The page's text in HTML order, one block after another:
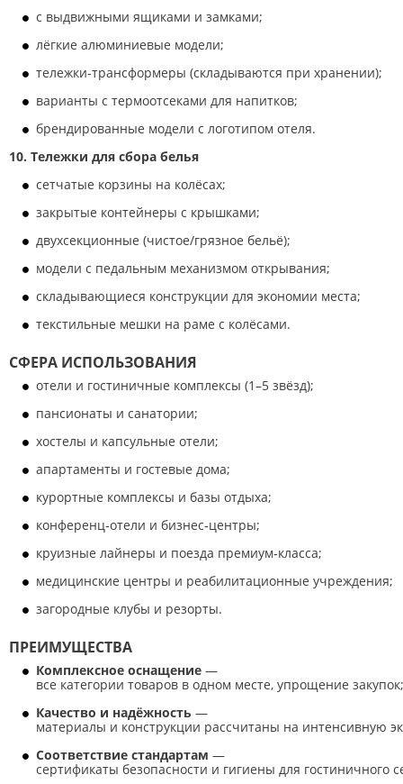
с выдвижными ящиками и замками;
лёгкие алюминиевые модели;
тележки‑трансформеры (складываются при хранении);
варианты с термоотсеками для напитков;
брендированные модели с логотипом отеля.
10. Тележки для сбора белья
сетчатые корзины на колёсах;
закрытые контейнеры с крышками;
двухсекционные (чистое/грязное бельё);
модели с педальным механизмом открывания;
складывающиеся конструкции для экономии места;
текстильные мешки на раме с колёсами.
СФЕРА ИСПОЛЬЗОВАНИЯ
отели и гостиничные комплексы (1–5 звёзд);
пансионаты и санатории;
хостелы и капсульные отели;
апартаменты и гостевые дома;
курортные комплексы и базы отдыха;
конференц‑отели и бизнес‑центры;
круизные лайнеры и поезда премиум‑класса;
медицинские центры и реабилитационные учреждения;
загородные клубы и резорты.
ПРЕИМУЩЕСТВА
Комплексное оснащение —
все категории товаров в одном месте, упрощение закупок;
Качество и надёжность —
материалы и конструкции рассчитаны на интенсивную
Соответствие стандартам —
сертификаты безопасности и гигиены для гостиничного